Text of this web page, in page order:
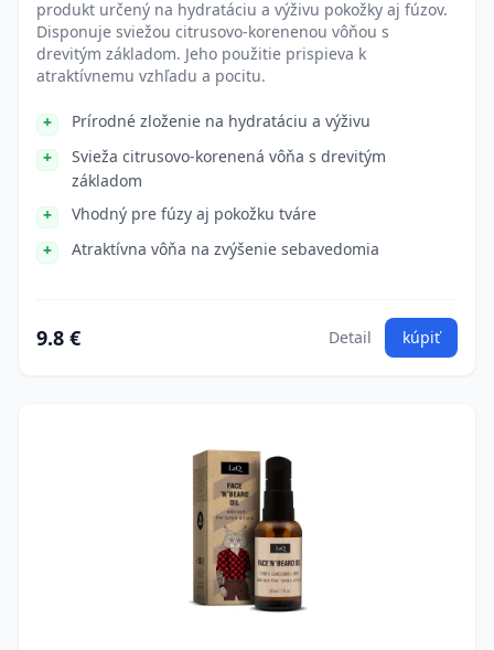
produkt určený na hydratáciu a výživu pokožky aj fúzov.
Disponuje sviežou citrusovo-korenenou vôňou s
drevitým základom. Jeho použitie prispieva k
atraktívnemu vzhľadu a pocitu.
Prírodné zloženie na hydratáciu a výživu
Svieža citrusovo-korenená vôňa s drevitým
základom
Vhodný pre fúzy aj pokožku tváre
Atraktívna vôňa na zvýšenie sebavedomia
9.8 € Detail kúpiť